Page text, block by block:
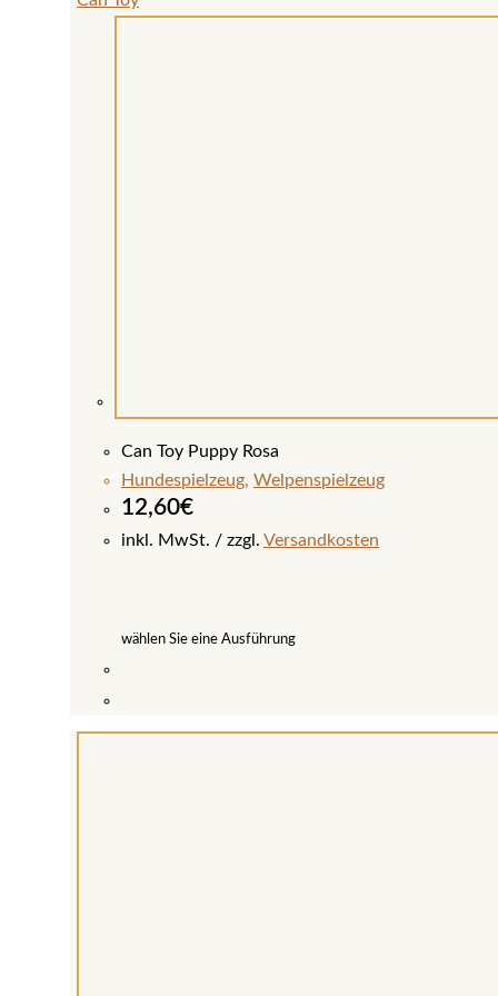
Can Toy Puppy Rosa
Hundespielzeug, Welpenspielzeug
12,60€
inkl. MwSt. zzgl. Versandkosten
wählen Sie eine Ausführung
Produkt